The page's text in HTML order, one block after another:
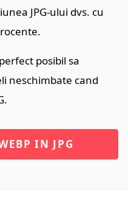
JPG-ului dvs. cu
posibil sa
neschimbate cand
IN JPG